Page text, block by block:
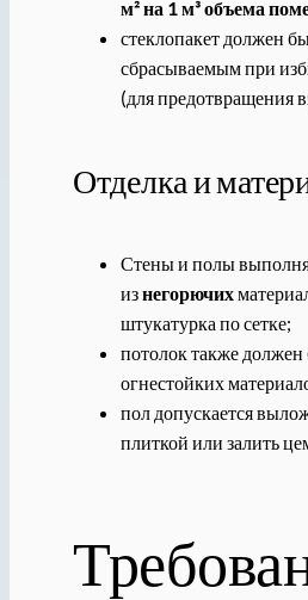
м² на 1 м³ объема
стеклопакет должен
сбрасываемым при
(для предотвращения
Отделка и
Стены и полы
изнегорючих
штукатурка по сетке;
потолок также
огнестойких
пол допускается
плиткой или залить